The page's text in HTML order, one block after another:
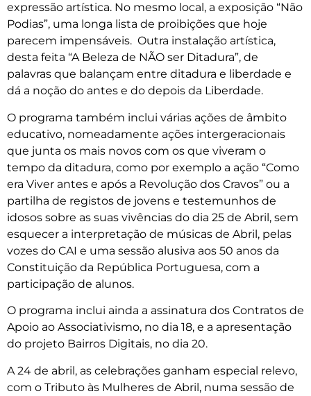
expressão artística. No mesmo local, a exposição “Não
Podias”, uma longa lista de proibições que hoje
parecem impensáveis. Outra instalação artística,
desta feita “A Beleza de NÃO ser Ditadura”, de
palavras que balançam entre ditadura e liberdade e
dá a noção do antes e do depois da Liberdade.
O programa também inclui várias ações de âmbito
educativo, nomeadamente ações intergeracionais
que junta os mais novos com os que viveram o
tempo da ditadura, como por exemplo a ação “Como
era Viver antes e após a Revolução dos Cravos” ou a
partilha de registos de jovens e testemunhos de
idosos sobre as suas vivências do dia 25 de Abril, sem
esquecer a interpretação de músicas de Abril, pelas
vozes do CAI e uma sessão alusiva aos 50 anos da
Constituição da República Portuguesa, com a
participação de alunos.
O programa inclui ainda a assinatura dos Contratos de
Apoio ao Associativismo, no dia 18, e a apresentação
do projeto Bairros Digitais, no dia 20.
A 24 de abril, as celebrações ganham especial relevo,
com o Tributo às Mulheres de Abril, numa sessão de